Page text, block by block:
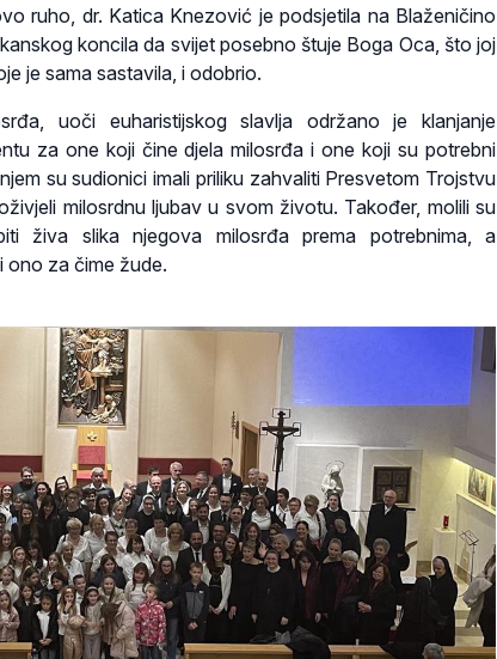
ruho, dr. Katica Knezović je podsjetila na Blaženičino
koncila da svijet posebno štuje Boga Oca, što joj
je sama sastavila, i odobrio.
uoči euharistijskog slavlja održano je klanjanje
za one koji čine djela milosrđa i one koji su potrebni
su sudionici imali priliku zahvaliti Presvetom Trojstvu
milosrdnu ljubav u svom životu. Također, molili su
živa slika njegova milosrđa prema potrebnima, a
ono za čime žude.